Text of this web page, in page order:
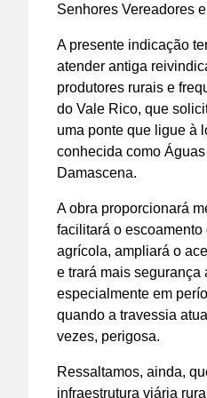
Senhores Vereadores
A presente indicação
atender antiga
produtores rurais e
do Vale Rico, que
uma ponte que ligue à
conhecida como
Damascena.
A obra proporcionará
facilitará o escoamento
agrícola, ampliará o
e trará mais segurança
especialmente em
quando a travessia
vezes, perigosa.
Ressaltamos, ainda,
infraestrutura viária